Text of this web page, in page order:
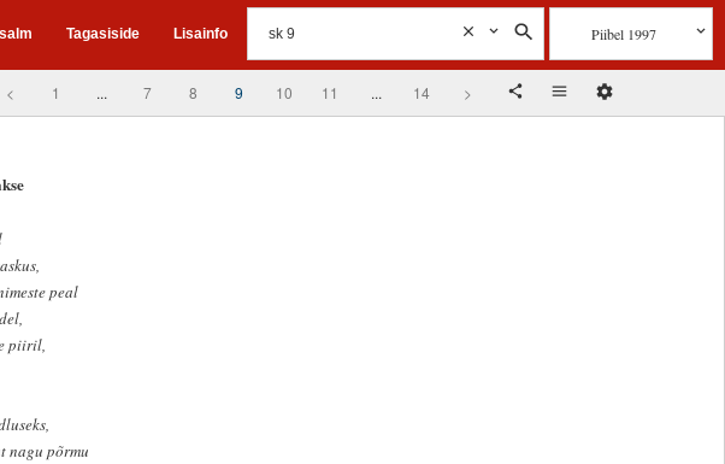
Tagasiside Lisainfo Piibel 1997
< 1 ... 7 8 9 10 11 ... 14 >
peal
piiril,
nagu põrmu